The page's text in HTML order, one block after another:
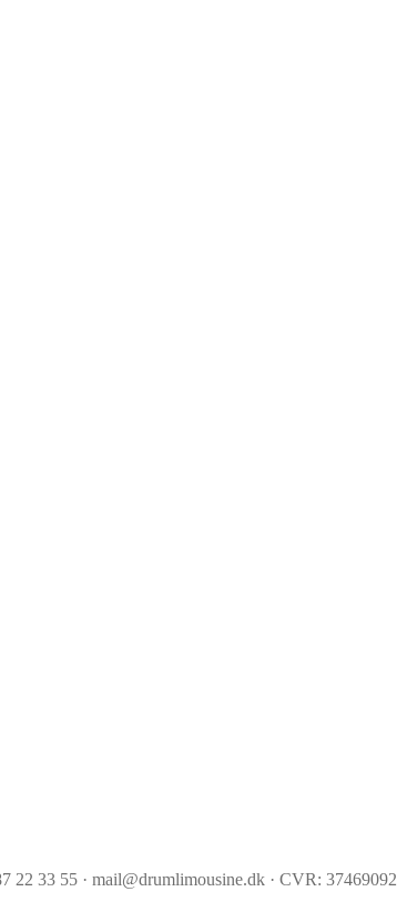
33 55 · mail@drumlimousine.dk · CVR: 37469092